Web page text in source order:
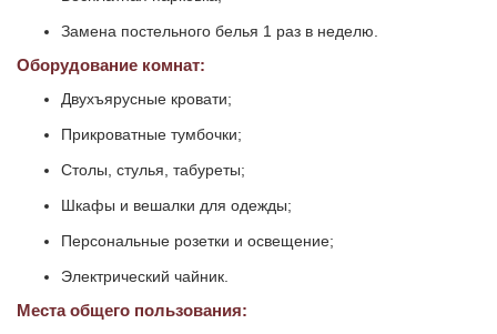
Замена постельного белья 1 раз в неделю.
Оборудование комнат:
Двухъярусные кровати;
Прикроватные тумбочки;
Столы, стулья, табуреты;
Шкафы и вешалки для одежды;
Персональные розетки и освещение;
Электрический чайник.
Места общего пользования: